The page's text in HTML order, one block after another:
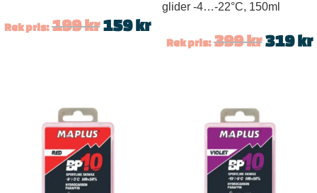
Rek pris: 199kr 159kr
glider -4…-22°C, 150ml
Rek pris: 399kr 319kr